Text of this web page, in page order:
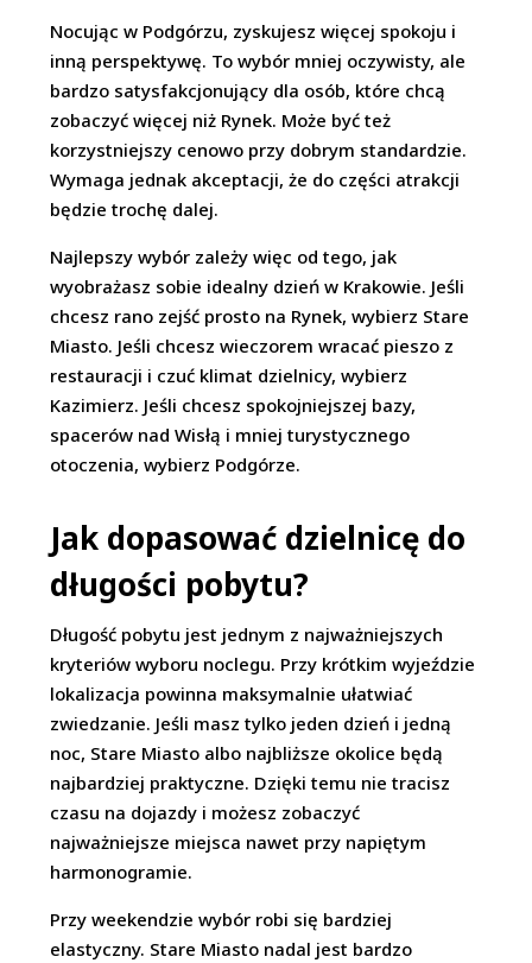
Nocując w Podgórzu, zyskujesz więcej spokoju i
inną perspektywę. To wybór mniej oczywisty, ale
bardzo satysfakcjonujący dla osób, które chcą
zobaczyć więcej niż Rynek. Może być też
korzystniejszy cenowo przy dobrym standardzie.
Wymaga jednak akceptacji, że do części atrakcji
będzie trochę dalej.
Najlepszy wybór zależy więc od tego, jak
wyobrażasz sobie idealny dzień w Krakowie. Jeśli
chcesz rano zejść prosto na Rynek, wybierz Stare
Miasto. Jeśli chcesz wieczorem wracać pieszo z
restauracji i czuć klimat dzielnicy, wybierz
Kazimierz. Jeśli chcesz spokojniejszej bazy,
spacerów nad Wisłą i mniej turystycznego
otoczenia, wybierz Podgórze.
Jak dopasować dzielnicę do
długości pobytu?
Długość pobytu jest jednym z najważniejszych
kryteriów wyboru noclegu. Przy krótkim wyjeździe
lokalizacja powinna maksymalnie ułatwiać
zwiedzanie. Jeśli masz tylko jeden dzień i jedną
noc, Stare Miasto albo najbliższe okolice będą
najbardziej praktyczne. Dzięki temu nie tracisz
czasu na dojazdy i możesz zobaczyć
najważniejsze miejsca nawet przy napiętym
harmonogramie.
Przy weekendzie wybór robi się bardziej
elastyczny. Stare Miasto nadal jest bardzo